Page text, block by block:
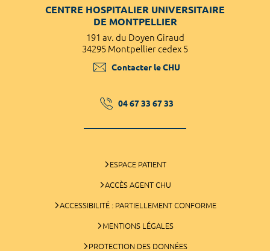
CENTRE HOSPITALIER UNIVERSITAIRE
DE MONTPELLIER
191 av. du Doyen Giraud
34295 Montpellier cedex 5
Contacter le CHU
04 67 33 67 33
ESPACE PATIENT
ACCÈS AGENT CHU
ACCESSIBILITÉ : PARTIELLEMENT CONFORME
MENTIONS LÉGALES
PROTECTION DES DONNÉES